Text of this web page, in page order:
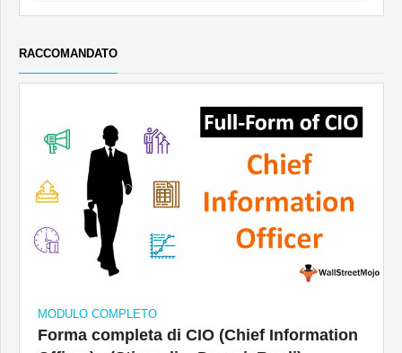
RACCOMANDATO
MODULO COMPLETO
Officer) - (Stipendio, Doveri, Ruoli)